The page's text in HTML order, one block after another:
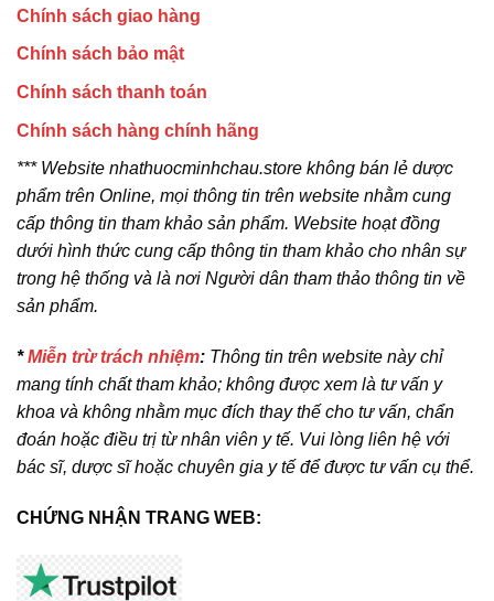
Chính sách giao hàng
Chính sách bảo mật
Chính sách thanh toán
Chính sách hàng chính hãng
*** Website nhathuocminhchau.store không bán lẻ dược
phẩm trên Online, mọi thông tin trên website nhằm cung
cấp thông tin tham khảo sản phẩm. Website hoạt đồng
dưới hình thức cung cấp thông tin tham khảo cho nhân sự
trong hệ thống và là nơi Người dân tham thảo thông tin về
sản phẩm.
*Miễn trừ trách nhiệm: Thông tin trên website này chỉ
mang tính chất tham khảo; không được xem là tư vấn y
khoa và không nhằm mục đích thay thế cho tư vấn, chẩn
đoán hoặc điều trị từ nhân viên y tế. Vui lòng liên hệ với
bác sĩ, dược sĩ hoặc chuyên gia y tế để được tư vấn cụ thể.
CHỨNG NHẬN TRANG WEB: